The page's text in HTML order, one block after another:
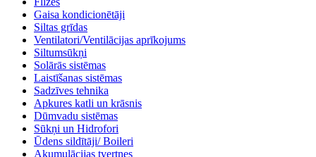
Gaisa kondicionētāji
Siltas grīdas
Ventilatori/Ventilācijas aprīkojums
Siltumsūkņi
Solārās sistēmas
Laistīšanas sistēmas
Sadzīves tehnika
Apkures katli un krāsnis
Dūmvadu sistēmas
Sūkņi un Hidrofori
Ūdens sildītāji/ Boileri
Akumulācijas tvertnes